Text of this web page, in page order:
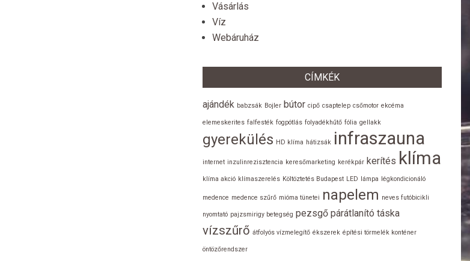
Vásárlás
Víz
Webáruház
CÍMKÉK
ajándék babzsák Bojler bútor cipő csaptelep csőmotor ekcéma
elemeskerites falfesték fogpótlás folyadékhűtő fólia gellakk
gyerekülés HD klíma hátizsák infraszauna
internet inzulinrezisztencia keresőmarketing kerékpár kerítés klíma
klíma akció klímaszerelés Költöztetés Budapest LED lámpa légkondicionáló
medence medence szűrő mióma tünetei napelem neves futóbicikli
nyomtató pajzsmirigy betegség pezsgő párátlanító táska
vízszűrő átfolyós vízmelegítő ékszerek építési törmelék konténer
öntözőrendszer